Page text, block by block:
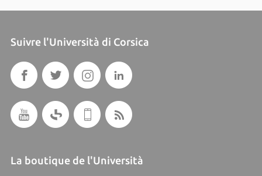
Suivre l'Università di Corsica
La boutique de l'Università